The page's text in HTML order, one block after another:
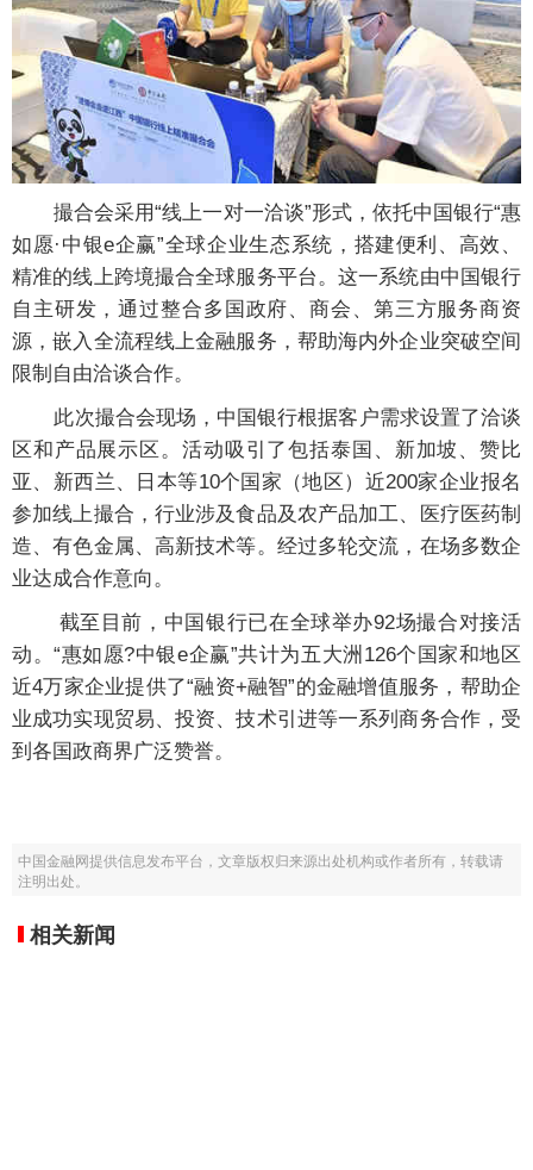
撮合会采用“线上一对一洽谈”形式，依托中国银行“惠
如愿·中银e企赢”全球企业生态系统，搭建便利、高效、
精准的线上跨境撮合全球服务平台。这一系统由中国银行
自主研发，通过整合多国政府、商会、第三方服务商资
源，嵌入全流程线上金融服务，帮助海内外企业突破空间
限制自由洽谈合作。
此次撮合会现场，中国银行根据客户需求设置了洽谈
区和产品展示区。活动吸引了包括泰国、新加坡、赞比
亚、新西兰、日本等10个国家（地区）近200家企业报名
参加线上撮合，行业涉及食品及农产品加工、医疗医药制
造、有色金属、高新技术等。经过多轮交流，在场多数企
业达成合作意向。
截至目前，中国银行已在全球举办92场撮合对接活
动。“惠如愿?中银e企赢”共计为五大洲126个国家和地区
近4万家企业提供了“融资+融智”的金融增值服务，帮助企
业成功实现贸易、投资、技术引进等一系列商务合作，受
到各国政商界广泛赞誉。
中国金融网提供信息发布平台，文章版权归来源出处机构或作者所有，转载请
注明出处。
相关新闻